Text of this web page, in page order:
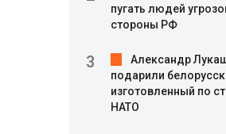
пугать людей
стороны РФ
Александр
подарили
изготовленный по
НАТО